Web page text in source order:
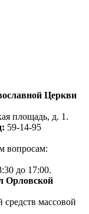
Церкви
площадь, д. 1.
59-14-95
вопросам:
до 17:00.
Орловской
массовой